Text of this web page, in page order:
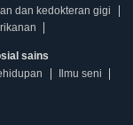
dan kedokteran gigi
sains
Ilmu seni